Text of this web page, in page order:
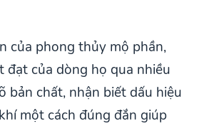
của phong thủy mộ phần,
đạt của dòng họ qua nhiều
bản chất, nhận biết dấu hiệu
một cách đúng đắn giúp